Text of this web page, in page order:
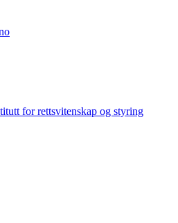
for rettsvitenskap og styring